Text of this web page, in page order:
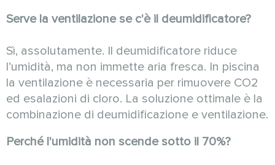
Serve la ventilazione se c'è il deumidificatore?
Sì, assolutamente. Il deumidificatore riduce
l’umidità, ma non immette aria fresca. In piscina
la ventilazione è necessaria per rimuovere CO2
ed esalazioni di cloro. La soluzione ottimale è la
combinazione di deumidificazione e ventilazione.
Perché l'umidità non scende sotto il 70%?